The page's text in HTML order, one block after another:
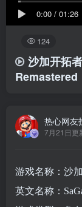
0:00 / 01:26
124
沙加开拓
Remastered
热心网友
7月21日更
游戏名称：沙
英文名称：